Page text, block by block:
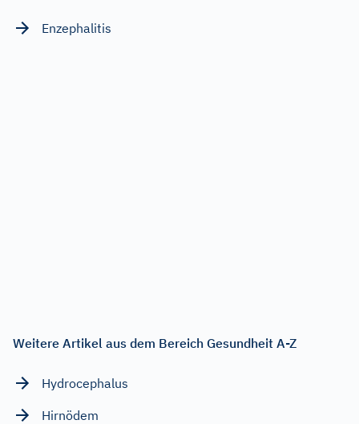
Enzephalitis
Weitere Artikel aus dem Bereich Gesundheit A-Z
Hydrocephalus
Hirnödem